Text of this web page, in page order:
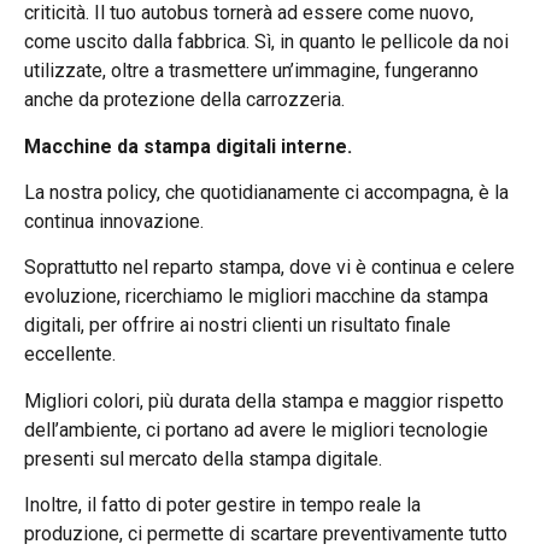
criticità. Il tuo autobus tornerà ad essere come nuovo,
come uscito dalla fabbrica. Sì, in quanto le pellicole da noi
utilizzate, oltre a trasmettere un’immagine, fungeranno
anche da protezione della carrozzeria.
Macchine da stampa digitali interne.
La nostra policy, che quotidianamente ci accompagna, è la
continua innovazione.
Soprattutto nel reparto stampa, dove vi è continua e celere
evoluzione, ricerchiamo le migliori macchine da stampa
digitali, per offrire ai nostri clienti un risultato finale
eccellente.
Migliori colori, più durata della stampa e maggior rispetto
dell’ambiente, ci portano ad avere le migliori tecnologie
presenti sul mercato della stampa digitale.
Inoltre, il fatto di poter gestire in tempo reale la
produzione, ci permette di scartare preventivamente tutto